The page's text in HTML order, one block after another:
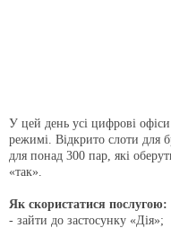
У цей день усі цифрові
режимі. Відкрито слоти для
для понад 300 пар, які
«так».
Як скористатися послугою:
- зайти до застосунку «Дія»;